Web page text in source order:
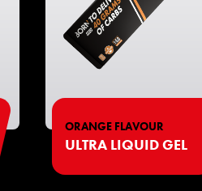
ORANGE FLAVOUR
ULTRA LIQUID GEL